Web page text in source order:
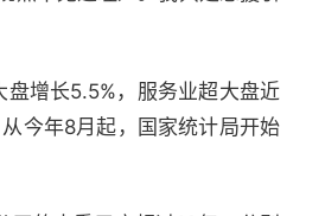
增长5.5%，服务业超大盘近
今年8月起，国家统计局开始